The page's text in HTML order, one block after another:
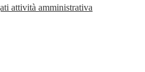
attività amministrativa